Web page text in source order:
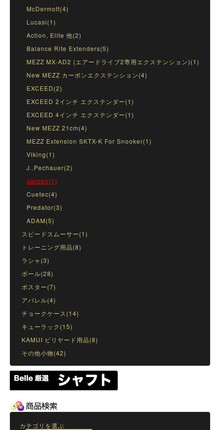
McDermott(4)
Lucasi(1)
Action, Elite 他(2)
Balance Rite Extenders(5)
MEZZ MX-AD2 (エアードライブ2専用エクステンション)(1)
New MEZZ カーボンエクステンション(4)
EXCEED(2)
EXCEED 2インチ エクステンダー(1)
EXCEED 4インチ エクステンダー(1)
New MEZZ 21cm(4)
MEZZ Extension SKTX-K For Snooker(1)
Viking(1)
J..Pechauer(2)
Jacoby(1)
Cuetec(4)
Predator(3)
ADAM(5)
スピードスムーサー(1)
トレーニング用品(8)
ラシャ(3)
ボール(28)
ポスター(7)
アパレル(4)
チョークケース(14)
キューラック(15)
KAMUI ビリヤード用品(8)
その他小物(42)
カテゴリを選ぶ